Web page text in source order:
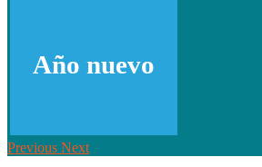
Año nuevo
Previous Next